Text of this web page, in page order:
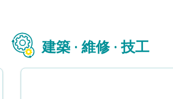
建築 · 維修 · 技工